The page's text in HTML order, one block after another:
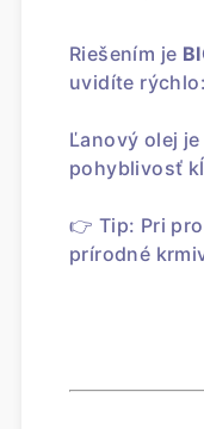
Riešením je
uvidíte
Ľanový olej
pohyblivosť
👉 Tip: Pri
prírodné